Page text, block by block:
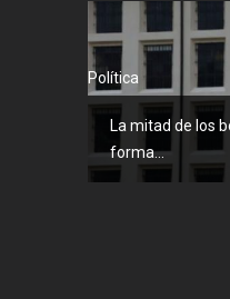
Política
La mitad de los
forma...